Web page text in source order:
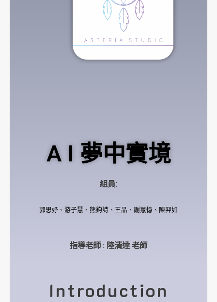
A I 夢中實境
組員:
郭思妤、游子慧、熊鈞詩、王晶、謝蕙憶、陳羿如
指導老師 : 陸清達 老師
Introduction